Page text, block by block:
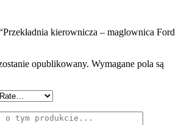
kierownicza – maglownica Ford
opublikowany. Wymagane pola są